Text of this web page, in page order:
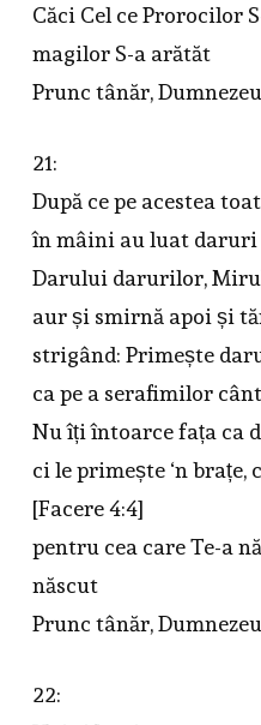
Căci Cel ce Prorocilor
magilor S-a arătăt
Prunc tânăr,
21:
După ce pe acestea
în mâini au luat
Darului darurilor,
aur și smirnă apoi și
strigând: Primește
ca pe a serafimilor
Nu îți întoarce fața ca
ci le primește ‘n brațe,
[Facere 4:4]
pentru cea care Te-a
născut
Prunc tânăr,
22: